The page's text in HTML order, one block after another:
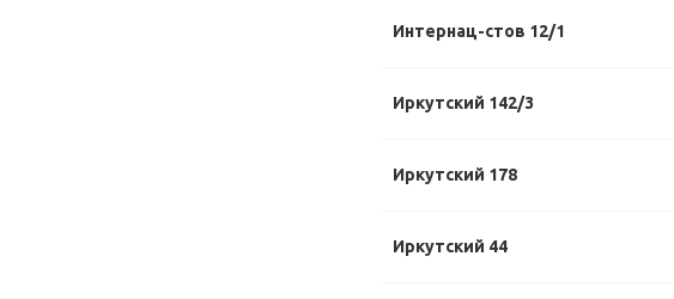
Интернац-стов 12/1
Иркутский 142/3
Иркутский 178
Иркутский 44